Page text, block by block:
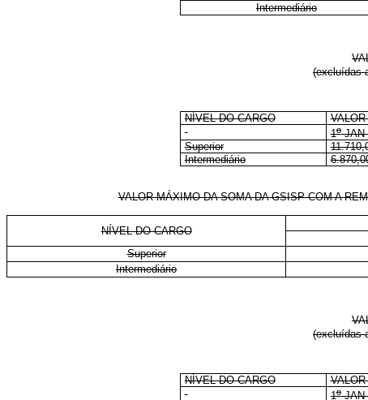
Intermediário
(excluídas
NÍVEL DO CARGO
1oJAN
Superior
Intermediário
VALOR MÁXIMO DA SOMA DA GSISP COM A
NÍVEL DO CARGO
Superior
Intermediário
(excluídas
NÍVEL DO CARGO
1oJAN